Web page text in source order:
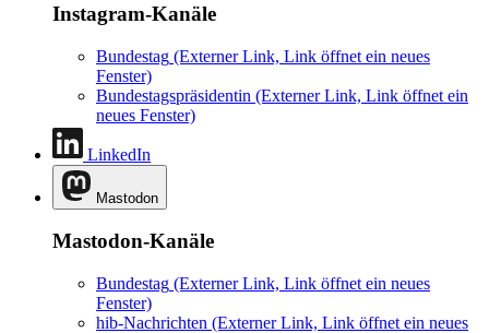
Instagram-Kanäle
Bundestag (Externer Link, Link öffnet ein neues
Fenster)
Bundestagspräsidentin (Externer Link, Link öffnet ein
neues Fenster)
LinkedIn
Mastodon
Mastodon-Kanäle
Bundestag (Externer Link, Link öffnet ein neues
Fenster)
hib-Nachrichten (Externer Link, Link öffnet ein neues